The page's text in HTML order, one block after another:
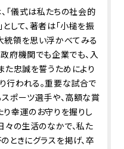
「儀式は私たちの社会的
して、著者は「小槌を振
統領を思い浮かべてみる
府機関でも企業でも、入
た忠誠を誓うためにより
行われる。重要な試合で
ポーツ選手や、高額な賞
幸運のお守りを握りし
々の生活のなかで、私た
ときにグラスを掲げ、卒